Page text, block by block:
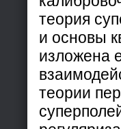
теория
и основы
изложена
теории